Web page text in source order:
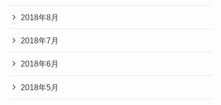
2018年8月
2018年7月
2018年6月
2018年5月